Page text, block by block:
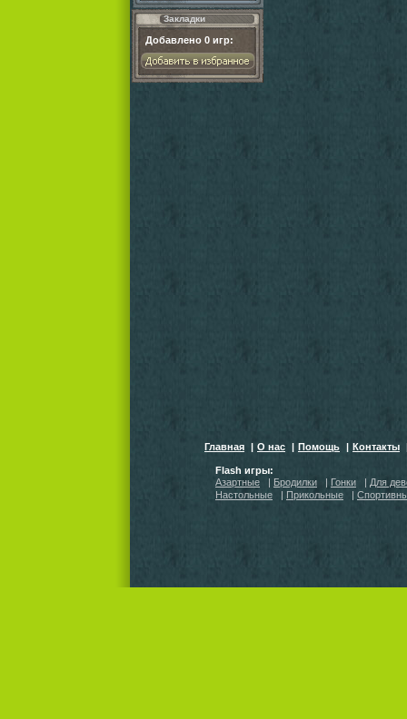
Закладки
Добавлено 0 игр:
Главная | О нас | Помощь | Контакты
Flash игры:
Азартные
| Бродилки | Гонки | Для
Настольные
| Прикольные |